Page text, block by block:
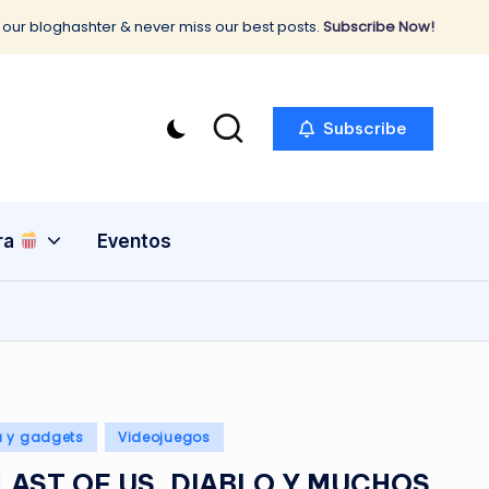
bloghashter & never miss our best posts. Subscribe Now!
Subscribe
Eventos
y gadgets Videojuegos